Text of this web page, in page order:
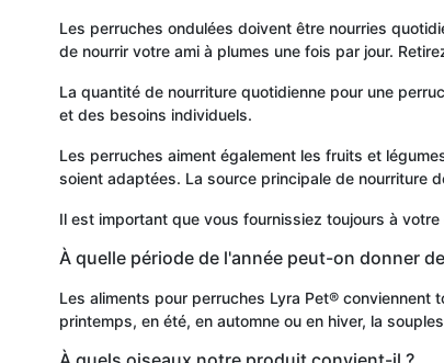
Les perruches ondulées doivent être nourries
de nourrir votre ami à plumes une fois par jour.
La quantité de nourriture quotidienne pour une
et des besoins individuels.
Les perruches aiment également les fruits et
soient adaptées. La source principale de nourriture
Il est important que vous fournissiez toujours à
À quelle période de l'année peut-on donner
Les aliments pour perruches Lyra Pet® conviennent
printemps, en été, en automne ou en hiver, la